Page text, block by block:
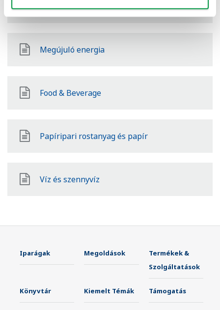
Power
Megújuló energia
Food & Beverage
Papíripari rostanyag és papír
Víz és szennyvíz
Iparágak Megoldások
Termékek &
Szolgáltatások
Könyvtár Kiemelt Témák Támogatás